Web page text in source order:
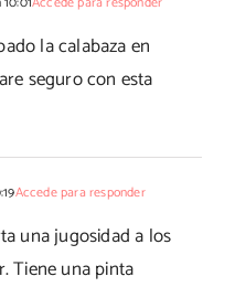
la calabaza en
seguro con esta
Accede para responder
una jugosidad a los
Tiene una pinta